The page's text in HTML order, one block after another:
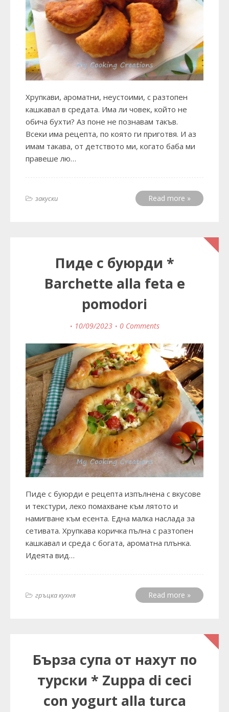
Хрупкави, ароматни, неустоими, с разтопен
кашкавал в средата. Има ли човек, който не
обича бухти? Аз поне не познавам такъв.
Всеки има рецепта, по която ги приготвя. И аз
имам такава, от детството ми, когато баба ми
правеше лю…
закуски Read more »
Пиде с буюрди *
Barchette alla feta e
pomodori
10/09/2023 0 Comments
Пиде с буюрди е рецепта изпълнена с вкусове
и текстури, леко помахване към лятото и
намигване към есента. Една малка наслада за
сетивата. Хрупкава коричка пълна с разтопен
кашкавал и среда с богата, ароматна плънка.
Идеята вид…
гръцка кухня Read more »
Бърза супа от нахут по
турски * Zuppa di ceci
con yogurt alla turca